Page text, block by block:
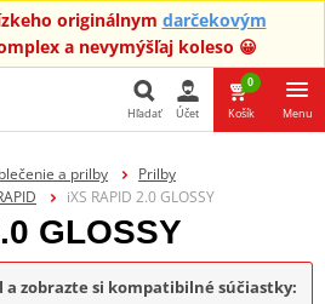
originálnym darčekovým
a nevymýšľaj koleso 😀
Hľadať Účet
0
Košík Menu
a prilby
Prilby
iXS RAPID 2.0 GLOSSY
GLOSSY
a zobrazte si kompatibilné súčiastky: